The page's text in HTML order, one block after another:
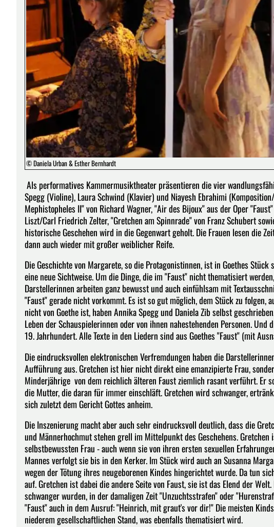
© Daniela Urban & Esther Bernhardt
Als performatives Kammermusiktheater präsentieren die vier
Spegg (Violine), Laura Schwind (Klavier) und Niayesh Ebrahimi
Mephistopheles II" von Richard Wagner, "Air des Bijoux" aus der Oper
Liszt/Carl Friedrich Zelter, "Gretchen am Spinnrade" von Franz Schubert
historische Geschehen wird in die Gegenwart geholt. Die Frauen lesen die
dann auch wieder mit großer weiblicher Reife.
Die Geschichte von Margarete, so die Protagonistinnen, ist in Goethes
eine neue Sichtweise. Um die Dinge, die im "Faust" nicht thematisiert
Darstellerinnen arbeiten ganz bewusst und auch einfühlsam mit
"Faust" gerade nicht vorkommt. Es ist so gut möglich, dem Stück zu folgen,
nicht von Goethe ist, haben Annika Spegg und Daniela Zib selbst
Leben der Schauspielerinnen oder von ihnen nahestehenden Personen.
19. Jahrhundert. Alle Texte in den Liedern sind aus Goethes "Faust" (mit
Die eindrucksvollen elektronischen Verfremdungen haben die
Aufführung aus. Gretchen ist hier nicht direkt eine emanzipierte Frau,
Minderjährige von dem reichlich älteren Faust ziemlich rasant verführt. Er
die Mutter, die daran für immer einschläft. Gretchen wird schwanger,
sich zuletzt dem Gericht Gottes anheim.
Die Inszenierung macht aber auch sehr eindrucksvoll deutlich, dass die
und Männerhochmut stehen grell im Mittelpunkt des Geschehens.
selbstbewussten Frau - auch wenn sie von ihren ersten sexuellen
Mannes verfolgt sie bis in den Kerker. Im Stück wird auch an Susanna
wegen der Tötung ihres neugeborenen Kindes hingerichtet wurde. Da tun
auf. Gretchen ist dabei die andere Seite von Faust, sie ist das Elend der
schwanger wurden, in der damaligen Zeit "Unzuchtsstrafen" oder
"Faust" auch in dem Ausruf: "Heinrich, mit graut's vor dir!" Die meisten
niederem gesellschaftlichen Stand, was ebenfalls thematisiert wird.